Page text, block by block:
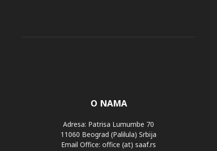
O NAMA
Adresa: Patrisa Lumumbe 70
11060 Beograd (Palilula) Srbija
Email Office: office (at) saaf.rs